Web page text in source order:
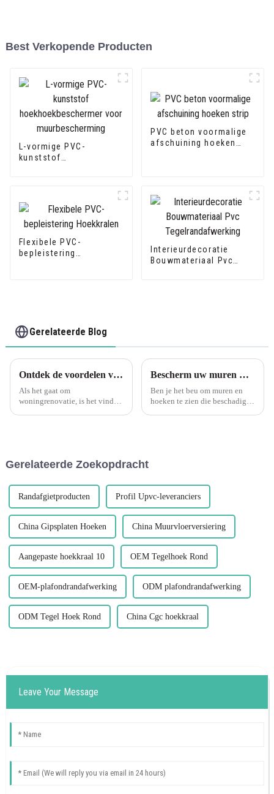
Best Verkopende Producten
L-vormige PVC-
kunststof
PVC beton voormalige
afschuining hoeken
Flexibele PVC-
bepleistering
Interieurdecoratie
Bouwmateriaal Pvc
Gerelateerde Blog
Ontdek de voordelen van Leguwe flexibele houtnerf PVC L-vormige hoekranddecoratie
Als het gaat om
woningrenovatie, is het vinden
geworden...
Bescherm uw muren met Leguwe L-vormige PVC-kunststof hoekbeschermers
Ben je het beu om muren en
hoeken te zien die beschadigd
Gerelateerde Zoekopdracht
Randafgietproducten Profil Upvc-leveranciers
China Gipsplaten Hoeken China Muurvloerversiering
Aangepaste hoekkraal 10 OEM Tegelhoek Rond
OEM-plafondrandafwerking ODM plafondrandafwerking
ODM Tegel Hoek Rond China Cgc hoekkraal
Leave Your Message